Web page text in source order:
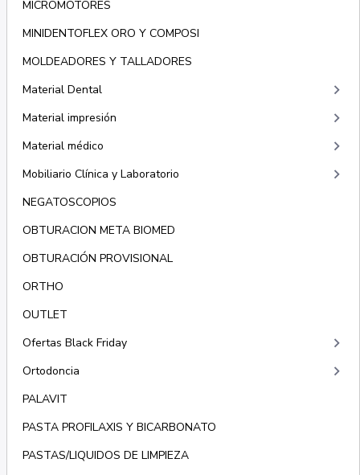
MICROMOTORES
MINIDENTOFLEX ORO Y COMPOSI
MOLDEADORES Y TALLADORES
Material Dental
keyboard_arrow_right
Material impresión keyboard_arrow_right
Material médico keyboard_arrow_right
Mobiliario Clínica y Laboratorio keyboard_arrow_right
NEGATOSCOPIOS
OBTURACION META BIOMED
OBTURACIÓN PROVISIONAL
ORTHO
OUTLET
Ofertas Black Friday
keyboard_arrow_right
Ortodoncia keyboard_arrow_right
PALAVIT
PASTA PROFILAXIS Y BICARBONATO
PASTAS/LIQUIDOS DE LIMPIEZA